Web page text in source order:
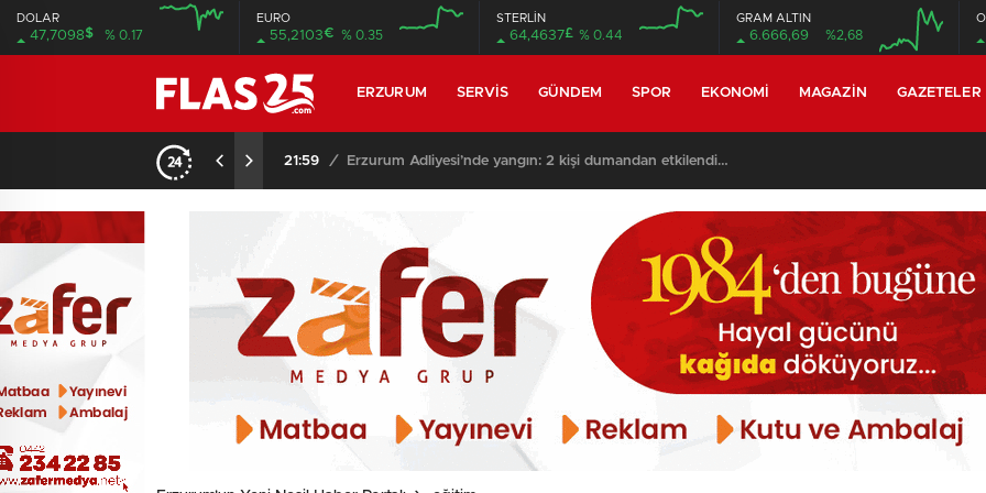
DOLAR
47,7098$ % 0.17
EURO
55,2103€ % 0.35
STERLİN
64,4637£ % 0.44
GRAM ALTIN
6.666,69 %2,68
ERZURUM SERVIS GÜNDEM SPOR EKONOMI MAGAZIN GAZETELER
21:59 / Erzurum Adliyesi’nde yangın: 2 kişi dumandan etkilendi…